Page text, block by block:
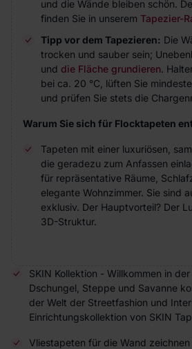
und die Wände bleiben schön.
finden Sie in unserem Tapezier-
Tipp vor dem Tapezieren: Die
trocken und sauber sein;
und die Fläche grundieren.
bei ca. 20 °C, lüften Sie
und prüfen Sie stets die
Warum Sie sich für Flocktapeten
Tapeten mit einer luxuriösen,
die geradezu zum Anfassen
für repräsentative Räume,
elegante Wohnzimmer. Sie sind
exklusiv. Der Hauptvorteil? Der
3D-Struktur.
SKIN Kollektion - Willkommen in
Dschungel, Steppe und Savanne
der Welt der Streetfashion und
Einrichtungskollektion von SKIN
Vliestapeten für die Wand